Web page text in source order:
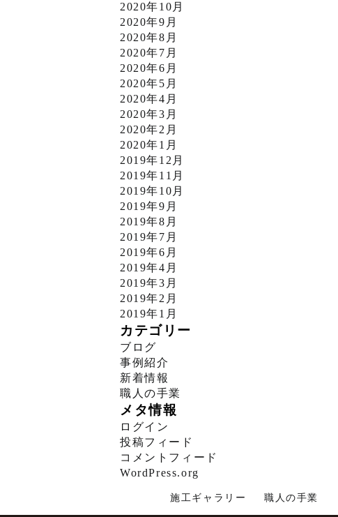
2020年10月
2020年9月
2020年8月
2020年7月
2020年6月
2020年5月
2020年4月
2020年3月
2020年2月
2020年1月
2019年12月
2019年11月
2019年10月
2019年9月
2019年8月
2019年7月
2019年6月
2019年4月
2019年3月
2019年2月
2019年1月
カテゴリー
ブログ
事例紹介
新着情報
職人の手業
メタ情報
ログイン
投稿フィード
コメントフィード
WordPress.org
施工ギャラリー 職人の手業